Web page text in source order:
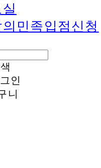
민족입점신청
인
니